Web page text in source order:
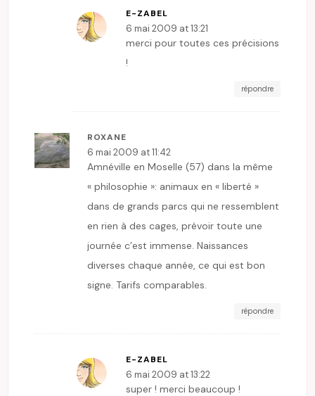
E-ZABEL
6 mai 2009 at 13:21
merci pour toutes ces précisions
!
répondre
ROXANE
6 mai 2009 at 11:42
Amnéville en Moselle (57) dans la même
« philosophie »: animaux en « liberté »
dans de grands parcs qui ne ressemblent
en rien à des cages, prévoir toute une
journée c’est immense. Naissances
diverses chaque année, ce qui est bon
signe. Tarifs comparables.
répondre
E-ZABEL
6 mai 2009 at 13:22
super ! merci beaucoup !